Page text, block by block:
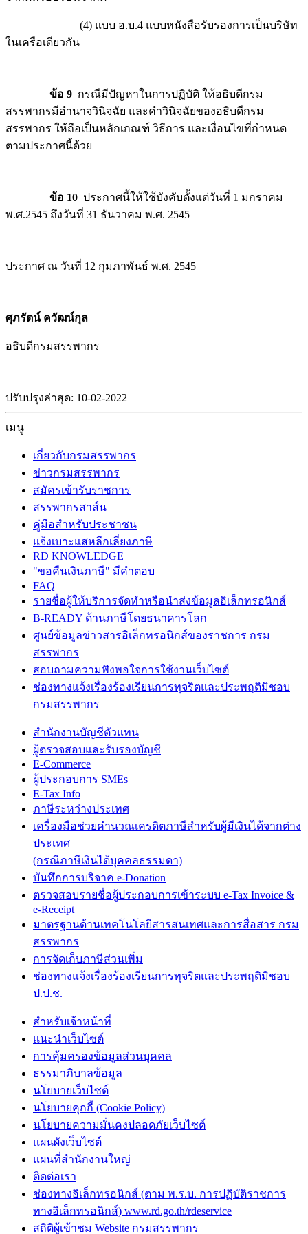
(4) แบบ อ.บ.4 แบบหนังสือรับรองการเป็นบริษัท
ในเครือเดียวกัน
ข้อ 9 กรณีมีปัญหาในการปฏิบัติ ให้อธิบดีกรม
สรรพากรมีอำนาจวินิจฉัย และคำวินิจฉัยของอธิบดีกรม
สรรพากร ให้ถือเป็นหลักเกณฑ์ วิธีการ และเงื่อนไขที่กำหนด
ตามประกาศนี้ด้วย
ข้อ 10 ประกาศนี้ให้ใช้บังคับตั้งแต่วันที่ 1 มกราคม
พ.ศ.2545 ถึงวันที่ 31 ธันวาคม พ.ศ. 2545
ประกาศ ณ วันที่ 12 กุมภาพันธ์ พ.ศ. 2545
ศุภรัตน์ ควัฒน์กุล
อธิบดีกรมสรรพากร
ปรับปรุงล่าสุด: 10-02-2022
เมนู
เกี่ยวกับกรมสรรพากร
ข่าวกรมสรรพากร
สมัครเข้ารับราชการ
สรรพากรสาส์น
คู่มือสำหรับประชาชน
แจ้งเบาะแสหลีกเลี่ยงภาษี
RD KNOWLEDGE
"ขอคืนเงินภาษี" มีคำตอบ
FAQ
รายชื่อผู้ให้บริการจัดทำหรือนำส่งข้อมูลอิเล็กทรอนิกส์
B-READY ด้านภาษีโดยธนาคารโลก
ศูนย์ข้อมูลข่าวสารอิเล็กทรอนิกส์ของราชการ กรม
สรรพากร
สอบถามความพึงพอใจการใช้งานเว็บไซต์
ช่องทางแจ้งเรื่องร้องเรียนการทุจริตและประพฤติมิชอบ
กรมสรรพากร
สำนักงานบัญชีตัวแทน
ผู้ตรวจสอบและรับรองบัญชี
E-Commerce
ผู้ประกอบการ SMEs
E-Tax Info
ภาษีระหว่างประเทศ
เครื่องมือช่วยคำนวณเครดิตภาษีสำหรับผู้มีเงินได้จากต่าง
ประเทศ
(กรณีภาษีเงินได้บุคคลธรรมดา)
บันทึกการบริจาค e-Donation
ตรวจสอบรายชื่อผู้ประกอบการเข้าระบบ e-Tax Invoice &
e-Receipt
มาตรฐานด้านเทคโนโลยีสารสนเทศและการสื่อสาร กรม
สรรพากร
การจัดเก็บภาษีส่วนเพิ่ม
ช่องทางแจ้งเรื่องร้องเรียนการทุจริตและประพฤติมิชอบ
ป.ป.ช.
สำหรับเจ้าหน้าที่
แนะนำเว็บไซต์
การคุ้มครองข้อมูลส่วนบุคคล
ธรรมาภิบาลข้อมูล
นโยบายเว็บไซต์
นโยบายคุกกี้ (Cookie Policy)
นโยบายความมั่นคงปลอดภัยเว็บไซต์
แผนผังเว็บไซต์
แผนที่สำนักงานใหญ่
ติดต่อเรา
ช่องทางอิเล็กทรอนิกส์ (ตาม พ.ร.บ. การปฏิบัติราชการ
ทางอิเล็กทรอนิกส์) www.rd.go.th/rdeservice
สถิติผู้เข้าชม Website กรมสรรพากร